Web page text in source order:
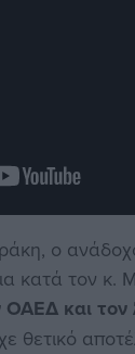
ο
κατά τον κ.
ΟΑΕΔ και τον
θετικό